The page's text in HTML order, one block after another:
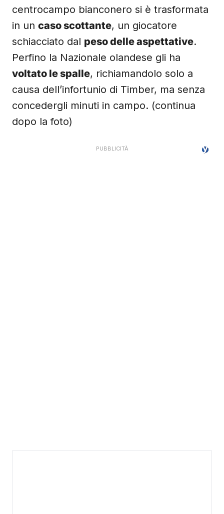
centrocampo bianconero si è trasformata
in un caso scottante, un giocatore
schiacciato dal peso delle aspettative.
Perfino la Nazionale olandese gli ha
voltato le spalle, richiamandolo solo a
causa dell’infortunio di Timber, ma senza
concedergli minuti in campo. (continua
dopo la foto)